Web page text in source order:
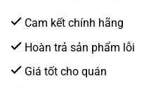
Cam kết chính hãng
Hoàn trả sản phẩm lỗi
Giá tốt cho quán